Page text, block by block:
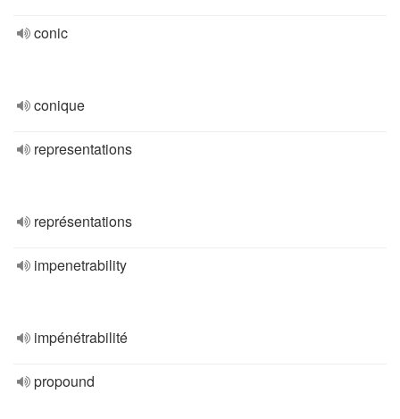
conic
conique
representations
représentations
impenetrability
impénétrabilité
propound